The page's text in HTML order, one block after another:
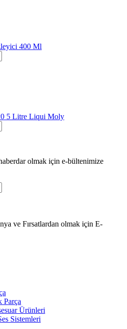
400 Ml
5 Litre Liqui Moly
olmak için e-bültenimize
ve Fırsatlardan olmak için E-
Parça
Ürünleri
Sistemleri